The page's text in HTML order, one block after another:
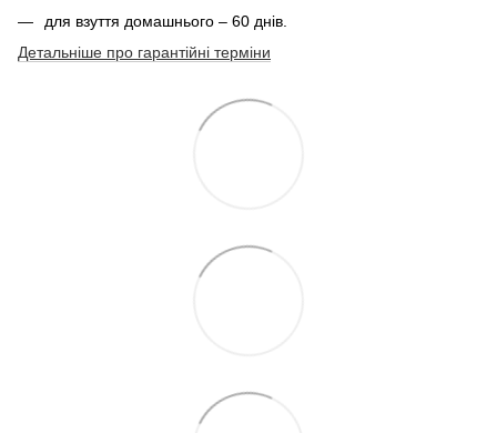
для взуття домашнього – 60 днів.
Детальніше про гарантійні терміни